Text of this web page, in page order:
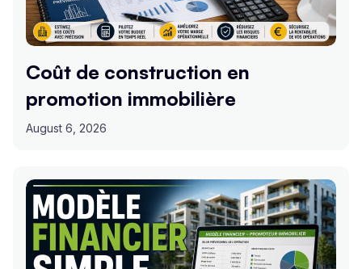
Coût de construction en
promotion immobilière
August 6, 2026